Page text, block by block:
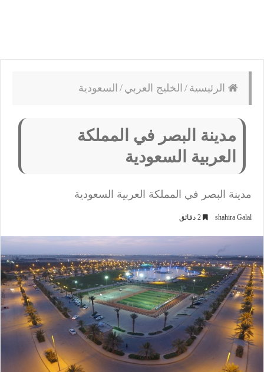
الرئيسية / الخليج العربي / السعودية
مدينة البصر في المملكة
العربية السعودية
مدينة البصر في المملكة العربية السعودية
shahira Galal